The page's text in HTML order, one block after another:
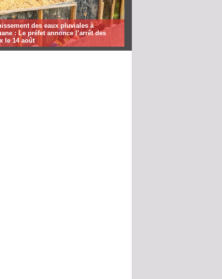
des eaux pluviales à
: Le préfet annonce l’arrêt des
le 14 août